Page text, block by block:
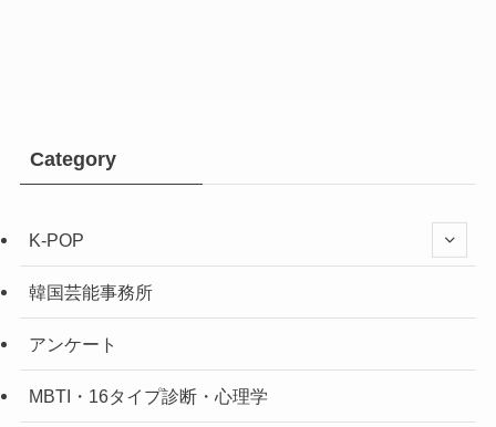
Category
K-POP
韓国芸能事務所
アンケート
MBTI・16タイプ診断・心理学